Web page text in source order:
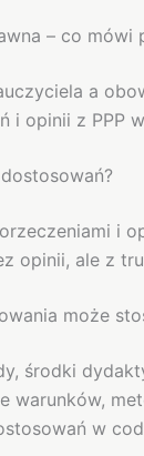
– co mówi
a
i opinii z PPP
i
opinii, ale z
może
środki
warunków,
w